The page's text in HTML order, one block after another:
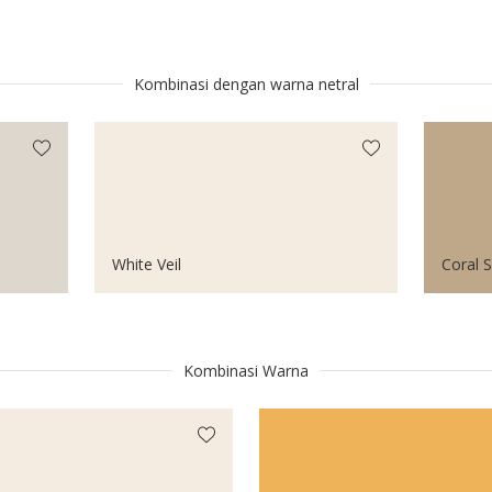
Kombinasi dengan warna netral
White Veil Coral
Kombinasi Warna